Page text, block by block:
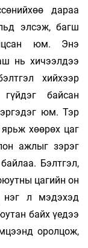
дараа
элсэж, багш
юм. Энэ
нь хичээлдээ
хийхээр
байсан
юм. Тэр
хөөрөх цаг
ажлыг зэрэг
Бэлтгэл,
цагийн он
нэг л мэдэхэд
байх үедээ
оролцож,